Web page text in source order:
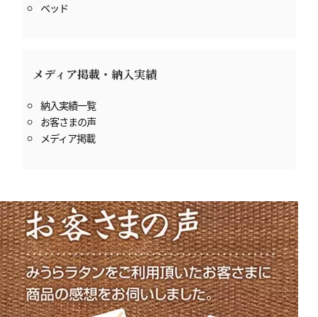
ベッド
メディア掲載・納入実績
納入実績一覧
お客さまの声
メディア掲載